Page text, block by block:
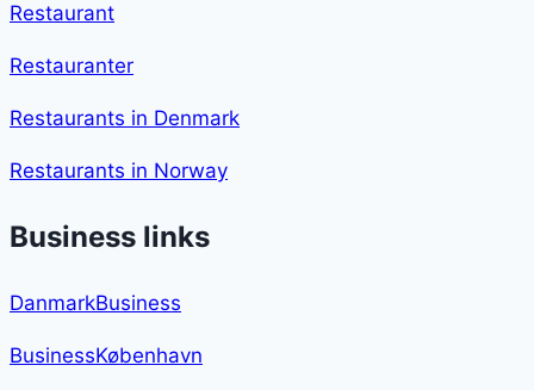
Restaurant
Restauranter
Restaurants in Denmark
Restaurants in Norway
Business links
DanmarkBusiness
BusinessKøbenhavn